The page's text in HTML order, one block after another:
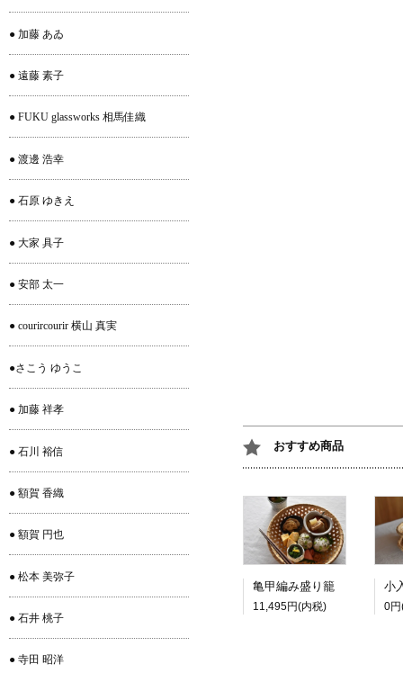
おすすめ商品
亀甲編み盛り籠
11,495円(内税) 0
● 加藤 あゐ
● 遠藤 素子
● FUKU glassworks 相馬佳織
● 渡邊 浩幸
● 石原 ゆきえ
● 大家 具子
● 安部 太一
● courircourir 横山 真実
●さこう ゆうこ
● 加藤 祥孝
● 石川 裕信
● 額賀 香織
● 額賀 円也
● 松本 美弥子
● 石井 桃子
● 寺田 昭洋